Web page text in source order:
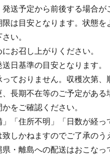
送予定から前後する場合が
は目安となります。状態を
い。
お召し上がりください。
日基準の目安となります。
ておりません。収穫次第、
長期不在等のご予定がある
をご確認ください。
「住所不明」「日数が経っ
しかねますのでご了承のう
・離島への配送はおこなっ